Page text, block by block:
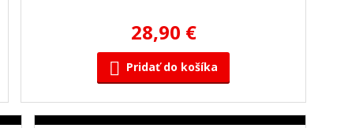
28,90 €
Pridať do košíka